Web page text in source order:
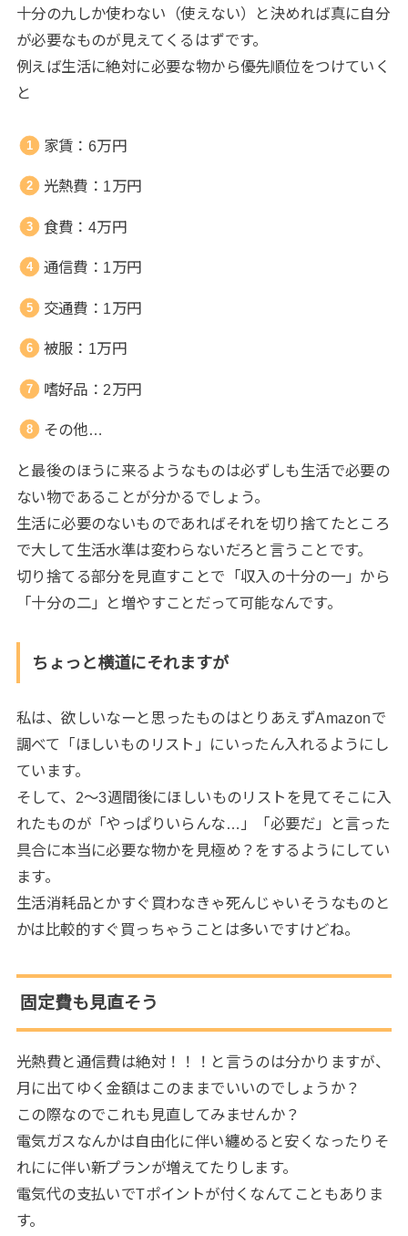
十分の九しか使わない（使えない）と決めれば真に自分
が必要なものが見えてくるはずです。
例えば生活に絶対に必要な物から優先順位をつけていく
と
家賃：6万円
光熱費：1万円
食費：4万円
通信費：1万円
交通費：1万円
被服：1万円
嗜好品：2万円
その他…
と最後のほうに来るようなものは必ずしも生活で必要の
ない物であることが分かるでしょう。
生活に必要のないものであればそれを切り捨てたところ
で大して生活水準は変わらないだろと言うことです。
切り捨てる部分を見直すことで「収入の十分の一」から
「十分の二」と増やすことだって可能なんです。
ちょっと横道にそれますが
私は、欲しいなーと思ったものはとりあえずAmazonで
調べて「ほしいものリスト」にいったん入れるようにし
ています。
そして、2～3週間後にほしいものリストを見てそこに入
れたものが「やっぱりいらんな…」「必要だ」と言った
具合に本当に必要な物かを見極め？をするようにしてい
ます。
生活消耗品とかすぐ買わなきゃ死んじゃいそうなものと
かは比較的すぐ買っちゃうことは多いですけどね。
固定費も見直そう
光熱費と通信費は絶対！！！と言うのは分かりますが、
月に出てゆく金額はこのままでいいのでしょうか？
この際なのでこれも見直してみませんか？
電気ガスなんかは自由化に伴い纏めると安くなったりそ
れにに伴い新プランが増えてたりします。
電気代の支払いでTポイントが付くなんてこともありま
す。